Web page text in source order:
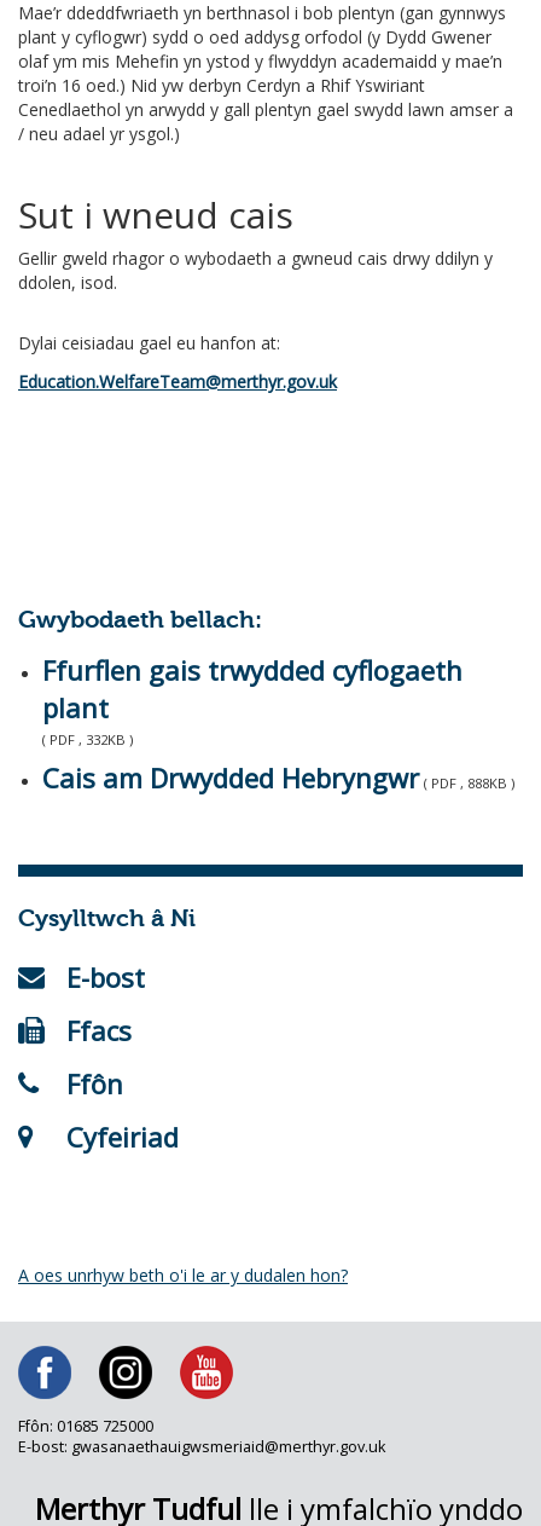
Mae’r ddeddfwriaeth yn berthnasol i bob plentyn (gan gynnwys
plant y cyflogwr) sydd o oed addysg orfodol (y Dydd Gwener
olaf ym mis Mehefin yn ystod y flwyddyn academaidd y mae’n
troi’n 16 oed.) Nid yw derbyn Cerdyn a Rhif Yswiriant
Cenedlaethol yn arwydd y gall plentyn gael swydd lawn amser a
/ neu adael yr ysgol.)
Sut i wneud cais
Gellir gweld rhagor o wybodaeth a gwneud cais drwy ddilyn y
ddolen, isod.
Dylai ceisiadau gael eu hanfon at:
Education.WelfareTeam@merthyr.gov.uk
Gwybodaeth bellach:
Ffurflen gais trwydded cyflogaeth
plant
( PDF , 332KB )
Cais am Drwydded Hebryngwr ( PDF , 888KB )
Cysylltwch â Ni
E-bost
Ffacs
Ffôn
Cyfeiriad
A oes unrhyw beth o'i le ar y dudalen hon?
Ffôn: 01685 725000
E-bost: gwasanaethauigwsmeriaid@merthyr.gov.uk
Merthyr Tudful lle i ymfalchïo ynddo